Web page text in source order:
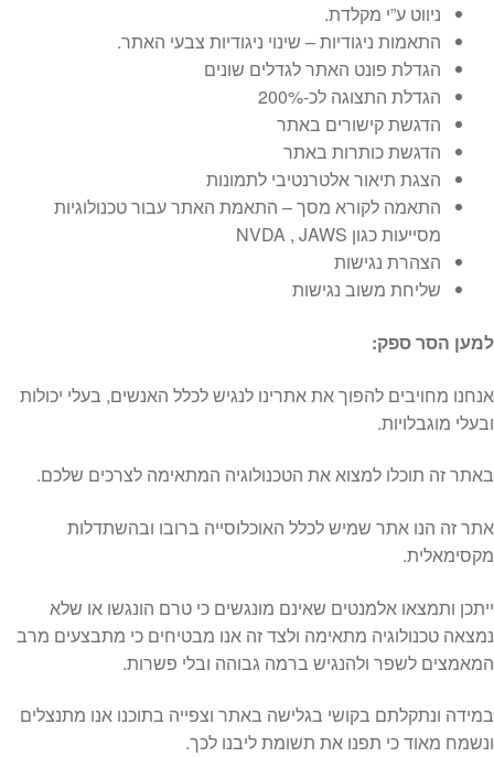
ניווט ע”י מקלדת.
התאמות ניגודיות – שינוי ניגודיות צבעי האתר.
הגדלת פונט האתר לגדלים שונים
הגדלת התצוגה לכ-200%
הדגשת קישורים באתר
הדגשת כותרות באתר
הצגת תיאור אלטרנטיבי לתמונות
התאמה לקורא מסך – התאמת האתר עבור טכנולוגיות
מסייעות כגון NVDA , JAWS
הצהרת נגישות
שליחת משוב נגישות
למען הסר ספק:
אנחנו מחויבים להפוך את אתרינו לנגיש לכלל האנשים, בעלי יכולות
ובעלי מוגבלויות.
באתר זה תוכלו למצוא את הטכנולוגיה המתאימה לצרכים שלכם.
אתר זה הנו אתר שמיש לכלל האוכלוסייה ברובו ובהשתדלות
מקסימאלית.
ייתכן ותמצאו אלמנטים שאינם מונגשים כי טרם הונגשו או שלא
נמצאה טכנולוגיה מתאימה ולצד זה אנו מבטיחים כי מתבצעים מרב
המאמצים לשפר ולהנגיש ברמה גבוהה ובלי פשרות.
במידה ונתקלתם בקושי בגלישה באתר וצפייה בתוכנו אנו מתנצלים
ונשמח מאוד כי תפנו את תשומת ליבנו לכך.